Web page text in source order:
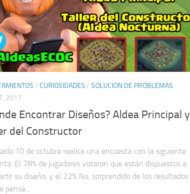
/ CURIOSIDADES / SOLUCION DE PROBLEMAS
2017
Encontrar Diseños? Aldea Principal y
del Constructor
10 de octubre realice una encuesta con la siguiente
El 78% de jugadores votaron que están dispuestos a
su diseño, y el 22% No, sorprendido de los resultados
pensé...